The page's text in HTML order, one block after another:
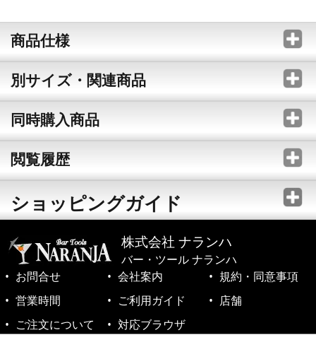
商品仕様
別サイズ・関連商品
同時購入商品
閲覧履歴
ショッピングガイド
株式会社 ナランハ
バー・ツール ナランハ
お問合せ
会社案内
規約・同意事項
営業時間
ご利用ガイド
店舗
ご注文について
対応ブラウザ